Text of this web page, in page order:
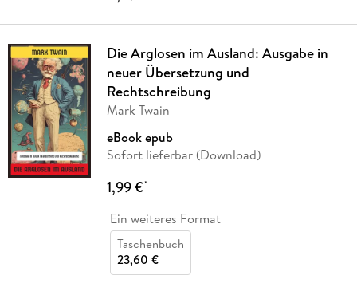
Die Arglosen im Ausland: Ausgabe in
neuer Übersetzung und
Rechtschreibung
Mark Twain
eBook epub
Sofort lieferbar (Download)
1,99 €*
Ein weiteres Format
Taschenbuch
23,60 €